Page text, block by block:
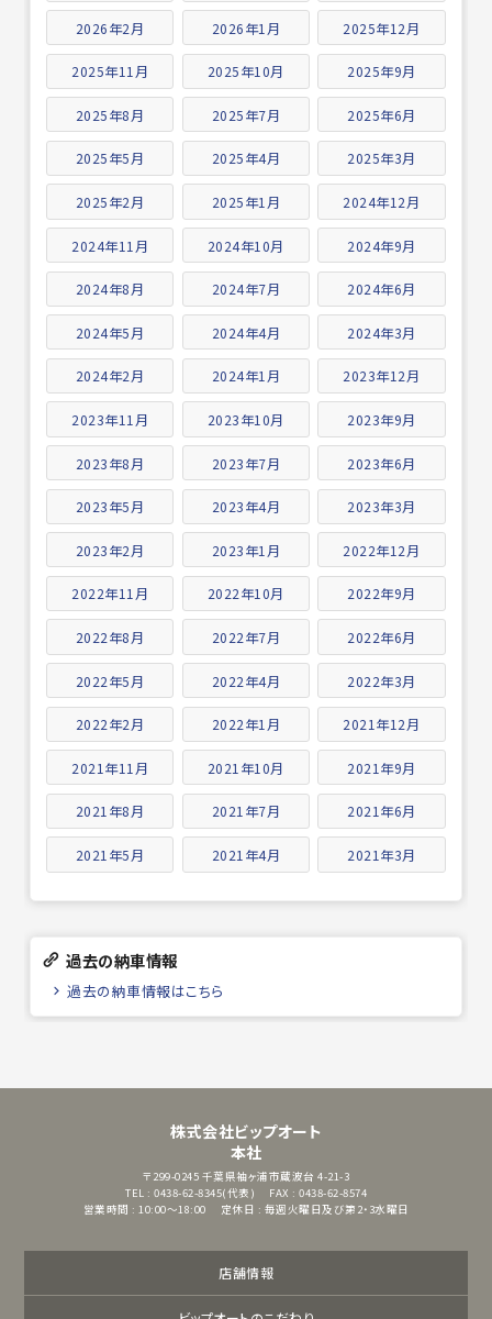
2026年2月 2026年1月 2025年12月
2025年11月 2025年10月 2025年9月
2025年8月 2025年7月 2025年6月
2025年5月 2025年4月 2025年3月
2025年2月 2025年1月 2024年12月
2024年11月 2024年10月 2024年9月
2024年8月 2024年7月 2024年6月
2024年5月 2024年4月 2024年3月
2024年2月 2024年1月 2023年12月
2023年11月 2023年10月 2023年9月
2023年8月 2023年7月 2023年6月
2023年5月 2023年4月 2023年3月
2023年2月 2023年1月 2022年12月
2022年11月 2022年10月 2022年9月
2022年8月 2022年7月 2022年6月
2022年5月 2022年4月 2022年3月
2022年2月 2022年1月 2021年12月
2021年11月 2021年10月 2021年9月
2021年8月 2021年7月 2021年6月
2021年5月 2021年4月 2021年3月
過去の納車情報
過去の納車情報はこちら
株式会社ビップオート
本社
〒299-0245 千葉県袖ヶ浦市蔵波台 4-21-3
TEL : 0438-62-8345(代表)
FAX : 0438-62-8574
営業時間 : 10:00～18:00
定休日 : 毎週火曜日及び第2・3水曜日
店舗情報